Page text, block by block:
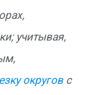
учитывая,
округовс